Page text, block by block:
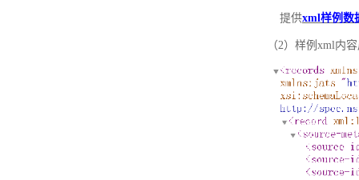
提供xml样例数
（2）样例xml内